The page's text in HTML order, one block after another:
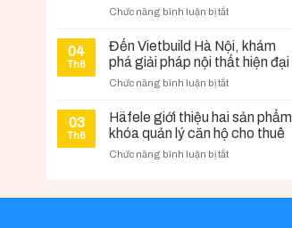
TRÌNH
KẾT
SÀI
–
TÀU
Chức năng bình luận bị tắtở
HỘI
SACA
CHỨC
CÔNG
CHƯƠNG
04
Th6
Đến Vietbuild Hà Nội, khám
phá giải pháp nội thất hiện đại
Chức năng bình luận bị tắtở
Vietbuild
Hà
khám
03
Th6
Häfele giới thiệu hai sản phẩm
khóa quản lý căn hộ cho thuê
Chức năng bình luận bị tắtở
thiệu